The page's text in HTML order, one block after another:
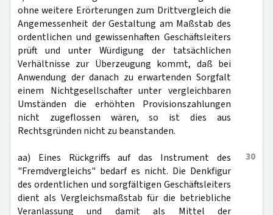
ohne weitere Erörterungen zum Drittvergleich die
Angemessenheit der Gestaltung am Maßstab des
ordentlichen und gewissenhaften Geschäftsleiters
prüft und unter Würdigung der tatsächlichen
Verhältnisse zur Überzeugung kommt, daß bei
Anwendung der danach zu erwartenden Sorgfalt
einem Nichtgesellschafter unter vergleichbaren
Umständen die erhöhten Provisionszahlungen
nicht zugeflossen wären, so ist dies aus
Rechtsgründen nicht zu beanstanden.
30
aa) Eines Rückgriffs auf das Instrument des
"Fremdvergleichs" bedarf es nicht. Die Denkfigur
des ordentlichen und sorgfältigen Geschäftsleiters
dient als Vergleichsmaßstab für die betriebliche
Veranlassung und damit als Mittel der